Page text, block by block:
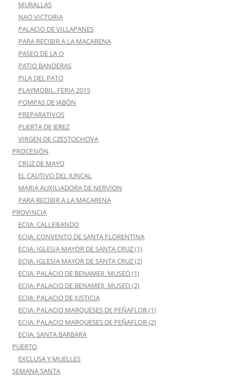
MURALLAS
NAO VICTORIA
PALACIO DE VILLAPANES
PARA RECIBIR A LA MACARENA
PASEO DE LA O
PATIO BANDERAS
PILA DEL PATO
PLAYMOBIL. FERIA 2015
POMPAS DE JABÓN
PREPARATIVOS
PUERTA DE JEREZ
VIRGEN DE CZESTOCHOVA
PROCESIÓN
CRUZ DE MAYO
EL CAUTIVO DEL JUNCAL
MARIA AUXILIADORA DE NERVION
PARA RECIBIR A LA MACARENA
PROVINCIA
ECIJA. CALLEJEANDO
ECIJA. CONVENTO DE SANTA FLORENTINA
ECIJA. IGLESIA MAYOR DE SANTA CRUZ (1)
ECIJA. IGLESIA MAYOR DE SANTA CRUZ (2)
ECIJA. PALACIO DE BENAMEJI. MUSEO (1)
ECIJA. PALACIO DE BENAMEJI. MUSEO (2)
ECIJA. PALACIO DE JUSTICIA
ECIJA. PALACIO MARQUESES DE PEÑAFLOR (1)
ECIJA. PALACIO MARQUESES DE PEÑAFLOR (2)
ECIJA. SANTA BARBARA
PUERTO
EXCLUSA Y MUELLES
SEMANA SANTA